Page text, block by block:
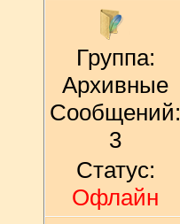
Группа:
Архивные
Сообщений:
3
Статус:
Офлайн